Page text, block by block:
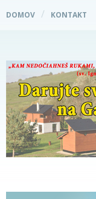
DOMOV KONTAKT